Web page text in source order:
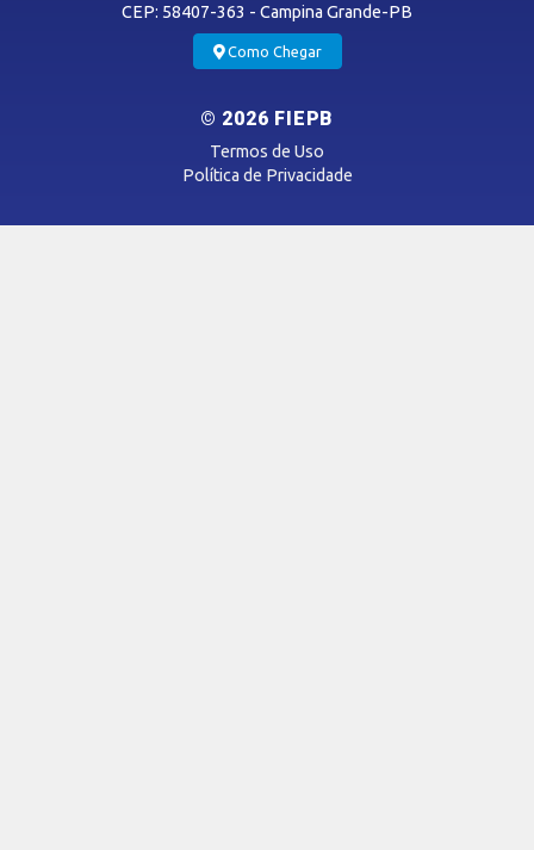
SAC
CEP: 58407-363 - Campina Grande-PB
Como Chegar
© 2026 FIEPB
Termos de Uso
Política de Privacidade